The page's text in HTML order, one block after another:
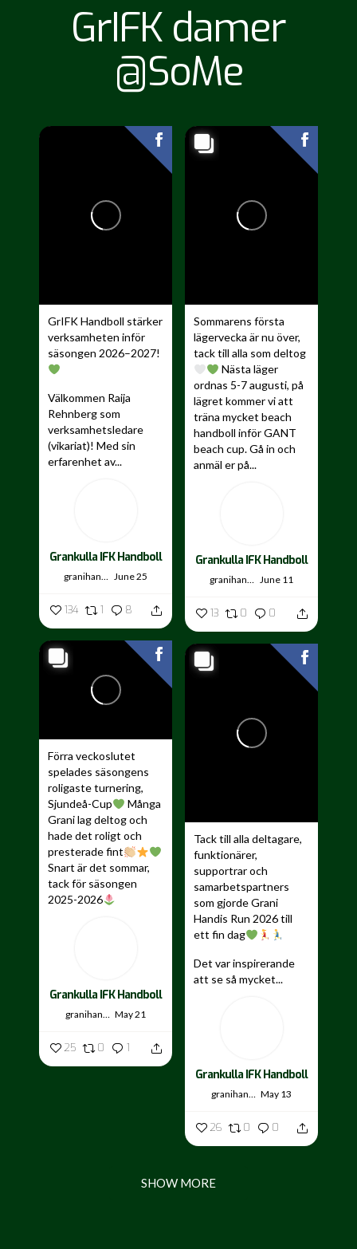
GrIFK damer
@SoMe
GrIFK Handboll stärker
verksamheten inför
säsongen 2026–2027!
Välkommen Raija
Rehnberg som
verksamhetsledare
(vikariat)! Med sin
erfarenhet av...
Grankulla IFK Handboll
granihandis June 25
134 1 8
Sommarens första
lägervecka är nu över,
tack till alla som deltog
Nästa läger
ordnas 5-7 augusti, på
lägret kommer vi att
träna mycket beach
handboll inför GANT
beach cup. Gå in och
anmäl er på...
Grankulla IFK Handboll
granihandis June 11
13 0 0
Förra veckoslutet
spelades säsongens
roligaste turnering,
Sjundeå-Cup
Många
Grani lag deltog och
hade det roligt och
presterade fint
Snart är det sommar,
tack för säsongen
2025-2026
Grankulla IFK Handboll
granihandis May 21
25 0 1
Tack till alla deltagare,
funktionärer,
supportrar och
samarbetspartners
som gjorde Grani
Handis Run 2026 till
ett fin dag
Det var inspirerande
att se så mycket...
Grankulla IFK Handboll
granihandis May 13
26 0 0
SHOW MORE